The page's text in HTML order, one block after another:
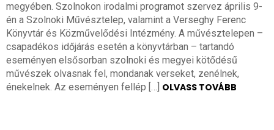
megyében. Szolnokon irodalmi programot szervez április 9-
én a Szolnoki Művésztelep, valamint a Verseghy Ferenc
Könyvtár és Közművelődési Intézmény. A művésztelepen –
csapadékos időjárás esetén a könyvtárban – tartandó
eseményen elsősorban szolnoki és megyei kötődésű
művészek olvasnak fel, mondanak verseket, zenélnek,
énekelnek. Az eseményen fellép […] OLVASS TOVÁBB